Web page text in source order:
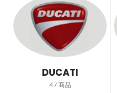
DUCATI
47商品